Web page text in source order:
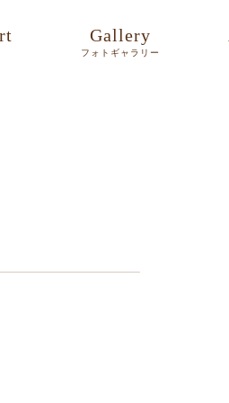
Gallery
フォトギャラリー